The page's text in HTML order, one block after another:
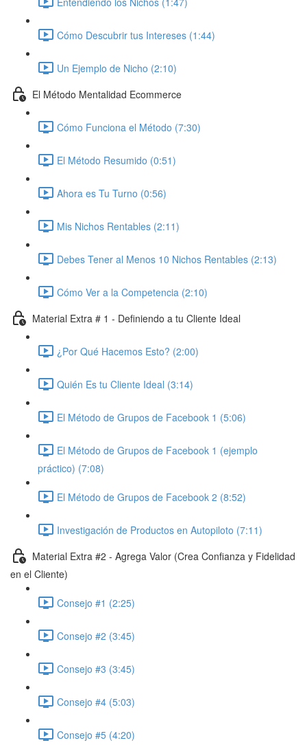
Cómo Descubrir tus Intereses (1:44)
Un Ejemplo de Nicho (2:10)
El Método Mentalidad Ecommerce
Cómo Funciona el Método (7:30)
El Método Resumido (0:51)
Ahora es Tu Turno (0:56)
Mis Nichos Rentables (2:11)
Debes Tener al Menos 10 Nichos Rentables (2:13)
Cómo Ver a la Competencia (2:10)
Material Extra # 1 - Definiendo a tu Cliente Ideal
¿Por Qué Hacemos Esto? (2:00)
Quién Es tu Cliente Ideal (3:14)
El Método de Grupos de Facebook 1 (5:06)
El Método de Grupos de Facebook 1 (ejemplo
práctico) (7:08)
El Método de Grupos de Facebook 2 (8:52)
Investigación de Productos en Autopiloto (7:11)
Material Extra #2 - Agrega Valor (Crea Confianza y Fidelidad
en el Cliente)
Consejo #1 (2:25)
Consejo #2 (3:45)
Consejo #3 (3:45)
Consejo #4 (5:03)
Consejo #5 (4:20)